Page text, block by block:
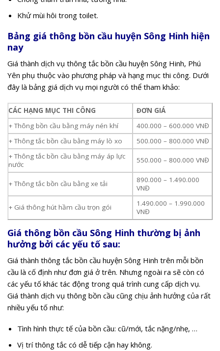
Khử mùi hôi trong toilet.
Bảng giá thông bồn cầu huyện Sông Hinh hiện
nay
Giá thành dịch vụ thông tắc bồn cầu huyện Sông Hinh, Phú
Yên phụ thuộc vào phương pháp và hạng mục thi công. Dưới
đây là bảng giá dịch vụ mọi người có thể tham khảo:
CÁC HẠNG MỤC THI CÔNG
ĐƠN GIÁ
+ Thông bồn cầu bằng máy nén khí
400.000 – 600.000 VNĐ
+ Thông tắc bồn cầu bằng máy lò xo
500.000 – 800.000 VNĐ
+ Thông tắc bồn cầu bằng máy áp lực
nước
550.000 – 800.000 VNĐ
+ Thông tắc bồn cầu bằng xe tải
890.000 – 1.490.000
VNĐ
+ Giá thông hút hầm cầu trọn gói
1.490.000 – 1.990.000
VNĐ
Giá thông bồn cầu Sông Hinh thường bị ảnh
hưởng bởi các yếu tố sau:
Giá thành thông tắc bồn cầu huyện Sông Hinh trên mỗi bồn
cầu là cố định như đơn giá ở trên. Nhưng ngoài ra sẽ còn có
các yếu tố khác tác động trong quá trình cung cấp dịch vụ.
Giá thành dịch vụ thông bồn cầu cũng chịu ảnh hưởng của rất
nhiều yếu tố như:
Tình hình thực tế của bồn cầu: cũ/mới, tắc nặng/nhẹ, …
Vị trí thông tắc có dễ tiếp cận hay không.